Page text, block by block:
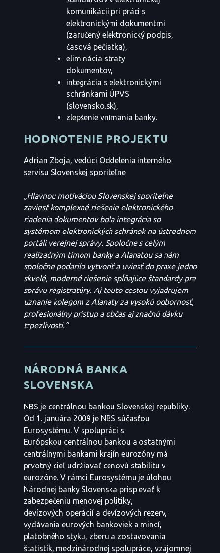
komunikácii pri práci s
elektronickými dokumentmi
(zaručený elektronický podpis,
časová pečiatka),
eliminácia straty
dokumentov,
integrácia s elektronickými
schránkami ÚPVS
(slovensko.sk),
zlepšenie vnímania banky.
HODNOTENIE PROJEKTU
Adrian Zboja, vedúci Oddelenia interného
servisu Slovenskej sporiteľne
„Hlavnou motiváciou Slovenskej sporiteľne
zaviesť komplexné riešenie elektronického
riadenia dokumentov bola integrácia so
systémom elektronických schránok na ústrednom
portáli verejnej správy. Spoločne s celým
realizačným tímom banky a Alanatou sa nám
spoločne podarilo vytvoriť a uviesť do praxe jedno
skvelé, moderné riešenie spĺňajúce štandardy pre
správu registratúry. Aj touto cestou vyjadrujem
uznanie kolegom z Alanaty za vysokú odbornosť,
profesionálny prístup a občas aj značnú dávku
trpezlivosti.“
NÁRODNÁ BANKA
SLOVENSKA
NBS je centrálnou bankou Slovenskej republiky.
Od 1. januára 2009 je NBS súčasťou
Eurosystému. V spolupráci s
Európskou centrálnou bankou a ostatnými
centrálnymi bankami krajín eurozóny má
prvotný cieľ udržiavať cenovú stabilitu v
eurozóne. V rámci Eurosystému je úlohou
Národnej banky Slovenska prispievať k
zabezpečeniu menovej politiky,
devízových operácií a devízových rezerv,
vydávania eurových bankoviek a mincí,
platobného styku, zberu a zostavovania
štatistík, medzinárodnej spolupráce, vzájomnej